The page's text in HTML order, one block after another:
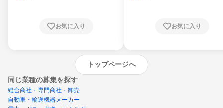
お気に入り お気に入り
トップページへ
同じ業種の募集を探す
総合商社・専門商社・卸売
自動車・輸送機器メーカー